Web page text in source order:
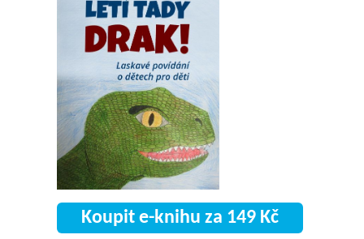
Koupit e-knihu za 149 Kč